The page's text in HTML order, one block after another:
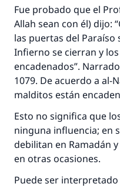
Fue probado que el
Allah sean con él) dijo:
las puertas del Paraíso
Infierno se cierran y
encadenados”.
1079. De acuerdo a al-
malditos están
Esto no significa que
ninguna influencia; en
debilitan en Ramadán
en otras ocasiones.
Puede ser